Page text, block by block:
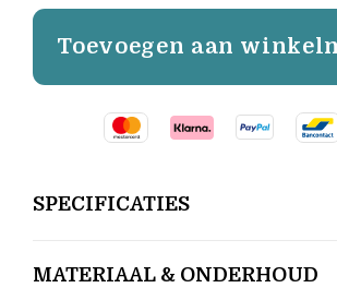
Toevoegen aan
SPECIFICATIES
MATERIAAL & ONDERHOUD